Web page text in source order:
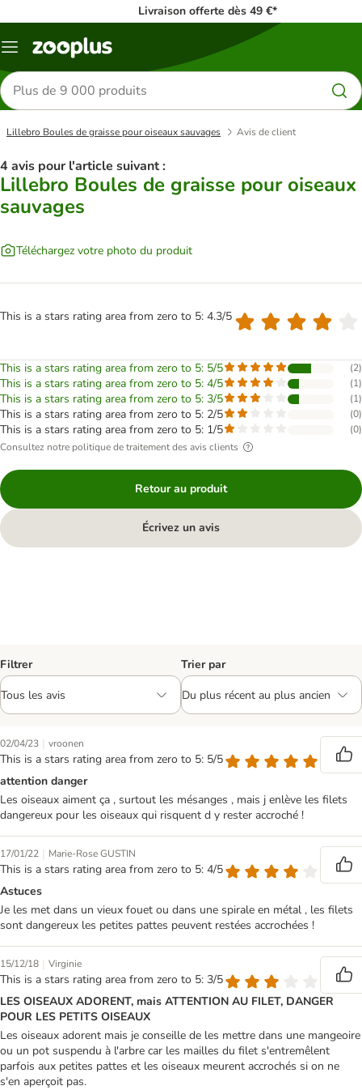
Livraison offerte dès 49 €*
Menu
Rechercher
des
produits
Lillebro Boules de graisse pour oiseaux sauvages Avis de client
4 avis pour l'article suivant :
Lillebro Boules de graisse pour oiseaux
sauvages
Téléchargez votre photo du produit
This is a stars rating area from zero to 5: 4.3/5
This is a stars rating area from zero to 5: 5/5 (2)
This is a stars rating area from zero to 5: 4/5 (1)
This is a stars rating area from zero to 5: 3/5 (1)
This is a stars rating area from zero to 5: 2/5 (0)
This is a stars rating area from zero to 5: 1/5 (0)
Consultez notre politique de traitement des avis clients
Retour au produit
Écrivez un avis
Filtrer Trier par
02/04/23 | vroonen
This is a stars rating area from zero to 5: 5/5
attention danger
Les oiseaux aiment ça , surtout les mésanges , mais j enlève les filets
dangereux pour les oiseaux qui risquent d y rester accroché !
17/01/22 | Marie-Rose GUSTIN
This is a stars rating area from zero to 5: 4/5
Astuces
Je les met dans un vieux fouet ou dans une spirale en métal , les filets
sont dangereux les petites pattes peuvent restées accrochées !
15/12/18 | Virginie
This is a stars rating area from zero to 5: 3/5
LES OISEAUX ADORENT, mais ATTENTION AU FILET, DANGER
POUR LES PETITS OISEAUX
Les oiseaux adorent mais je conseille de les mettre dans une mangeoire
ou un pot suspendu à l'arbre car les mailles du filet s'entremêlent
parfois aux petites pattes et les oiseaux meurent accrochés si on ne
s'en aperçoit pas.